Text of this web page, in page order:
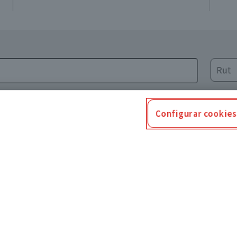
de datos
Configurar cookies